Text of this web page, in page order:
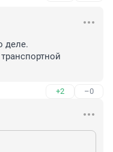
деле.
+2 –0